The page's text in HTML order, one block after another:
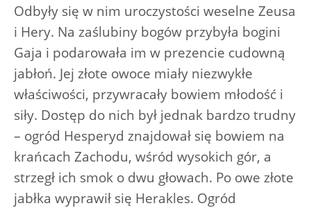
Odbyły się w nim uroczystości weselne Zeusa
i Hery. Na zaślubiny bogów przybyła bogini
Gaja i podarowała im w prezencie cudowną
jabłoń. Jej złote owoce miały niezwykłe
właściwości, przywracały bowiem młodość i
siły. Dostęp do nich był jednak bardzo trudny
– ogród Hesperyd znajdował się bowiem na
krańcach Zachodu, wśród wysokich gór, a
strzegł ich smok o dwu głowach. Po owe złote
jabłka wyprawił się Herakles. Ogród